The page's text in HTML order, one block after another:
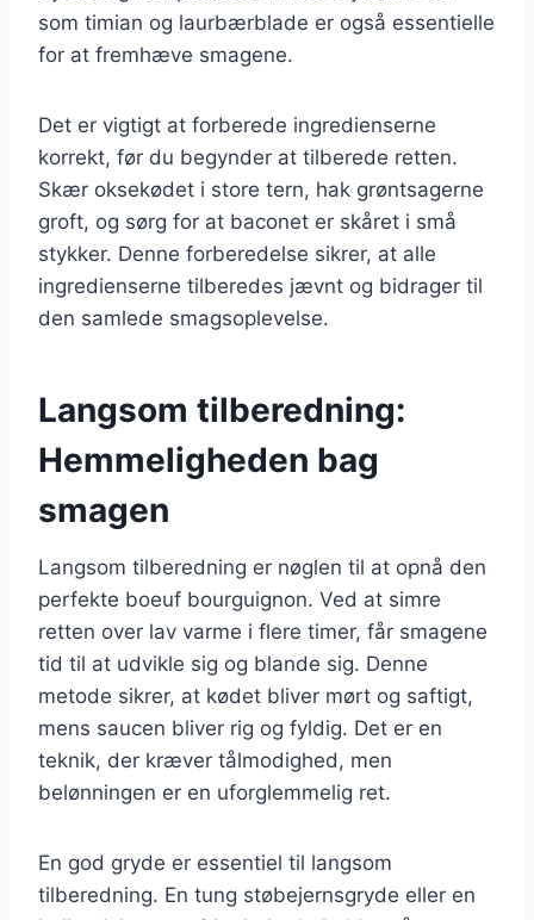
som timian og laurbærblade er også essentielle
for at fremhæve smagene.
Det er vigtigt at forberede ingredienserne
korrekt, før du begynder at tilberede retten.
Skær oksekødet i store tern, hak grøntsagerne
groft, og sørg for at baconet er skåret i små
stykker. Denne forberedelse sikrer, at alle
ingredienserne tilberedes jævnt og bidrager til
den samlede smagsoplevelse.
Langsom tilberedning:
Hemmeligheden bag
smagen
Langsom tilberedning er nøglen til at opnå den
perfekte boeuf bourguignon. Ved at simre
retten over lav varme i flere timer, får smagene
tid til at udvikle sig og blande sig. Denne
metode sikrer, at kødet bliver mørt og saftigt,
mens saucen bliver rig og fyldig. Det er en
teknik, der kræver tålmodighed, men
belønningen er en uforglemmelig ret.
En god gryde er essentiel til langsom
tilberedning. En tung støbejernsgryde eller en